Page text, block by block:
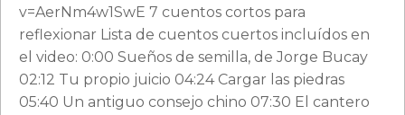
v=AerNm4w1SwE 7 cuentos cortos para
reflexionar Lista de cuentos cuertos incluídos en
el video: 0:00 Sueños de semilla, de Jorge Bucay
02:12 Tu propio juicio 04:24 Cargar las piedras
05:40 Un antiguo consejo chino 07:30 El cantero